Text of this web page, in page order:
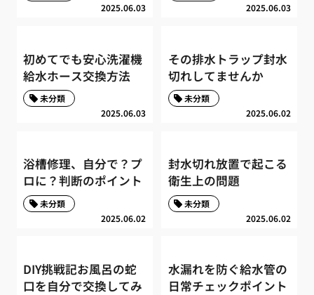
2025.06.03 2025.06.03
初めてでも安心洗濯機
給水ホース交換方法
2025.06.03
未分類
その排水トラップ封水
切れしてませんか
2025.06.02
未分類
浴槽修理、自分で？プ
ロに？判断のポイント
2025.06.02
未分類
封水切れ放置で起こる
衛生上の問題
2025.06.02
未分類
DIY挑戦記お風呂の蛇
口を自分で交換してみ
水漏れを防ぐ給水管の
日常チェックポイント